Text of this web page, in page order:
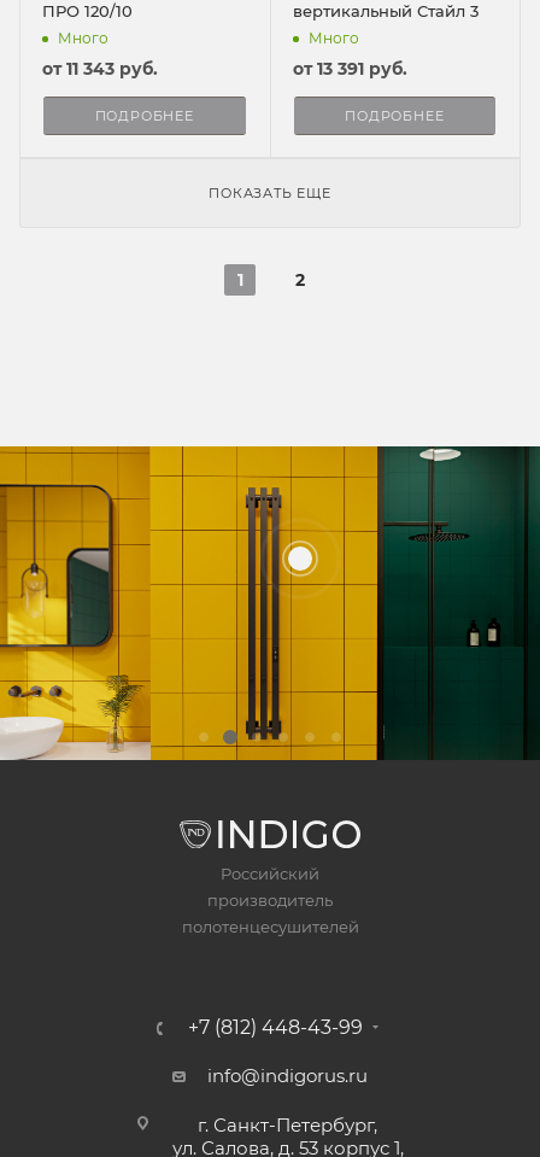
ПРО 120/10
Много
от11 343 руб.
ПОДРОБНЕЕ
вертикальный Стайл 3
Много
от13 391 руб.
ПОДРОБНЕЕ
ПОКАЗАТЬ ЕЩЕ
1 2
Российский
производитель
полотенцесушителей
+7 (812) 448-43-99
info@indigorus.ru
г. Санкт-Петербург,
ул. Салова, д. 53 корпус 1,